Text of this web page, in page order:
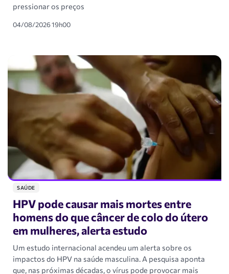
pressionar os preços
04/08/2026 19h00
SAÚDE
HPV pode causar mais mortes entre
homens do que câncer de colo do útero
em mulheres, alerta estudo
Um estudo internacional acendeu um alerta sobre os
impactos do HPV na saúde masculina. A pesquisa aponta
que, nas próximas décadas, o vírus pode provocar mais